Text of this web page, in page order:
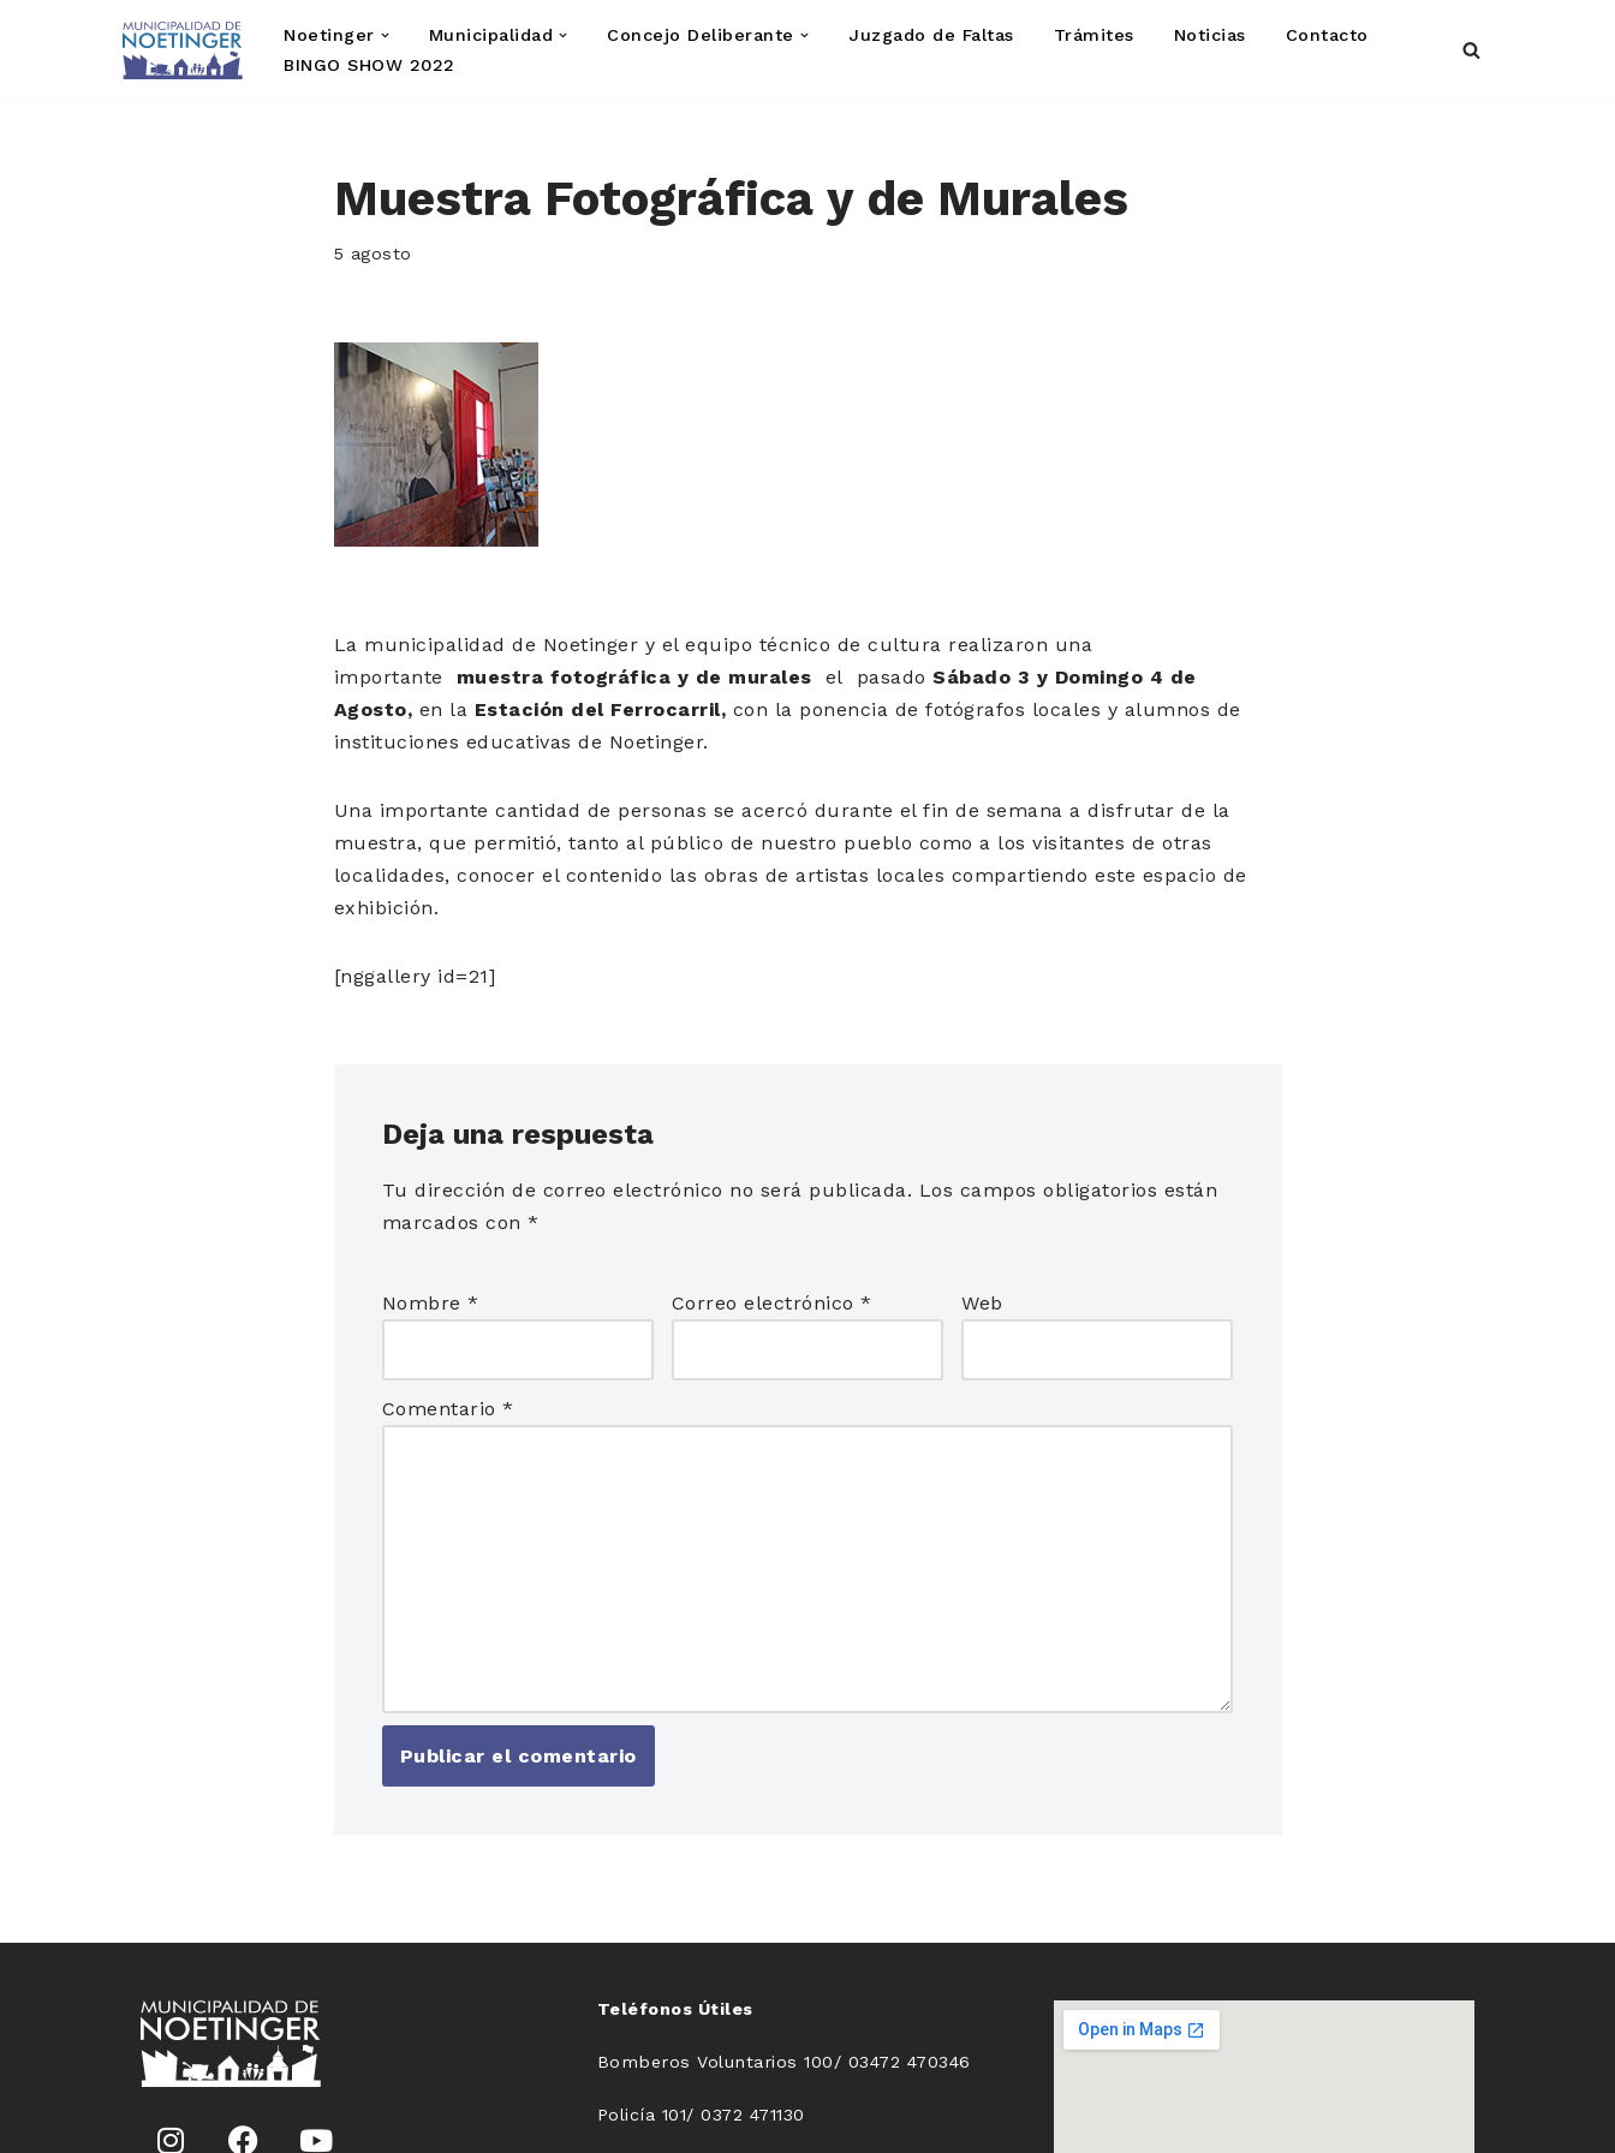
Noetinger Municipalidad Concejo Deliberante Juzgado de Faltas Trámites Noticias
Contacto
BINGO SHOW 2022
Muestra Fotográfica y de Murales
5 agosto
La municipalidad de Noetinger y el equipo técnico de cultura realizaron una
importante muestra fotográfica y de murales el pasado Sábado 3 y Domingo 4 de
Agosto, en la Estación del Ferrocarril, con la ponencia de fotógrafos locales y alumnos de
instituciones educativas de Noetinger.
Una importante cantidad de personas se acercó durante el fin de semana a disfrutar de la
muestra, que permitió, tanto al público de nuestro pueblo como a los visitantes de otras
localidades, conocer el contenido las obras de artistas locales compartiendo este espacio de
exhibición.
[nggallery id=21]
Deja una respuesta
Tu dirección de correo electrónico no será publicada. Los campos obligatorios están
marcados con *
Nombre * Correo electrónico* Web
Comentario *
Teléfonos Útiles
Bomberos Voluntarios 100/ 03472 470346
Policía 101/ 0372 471130